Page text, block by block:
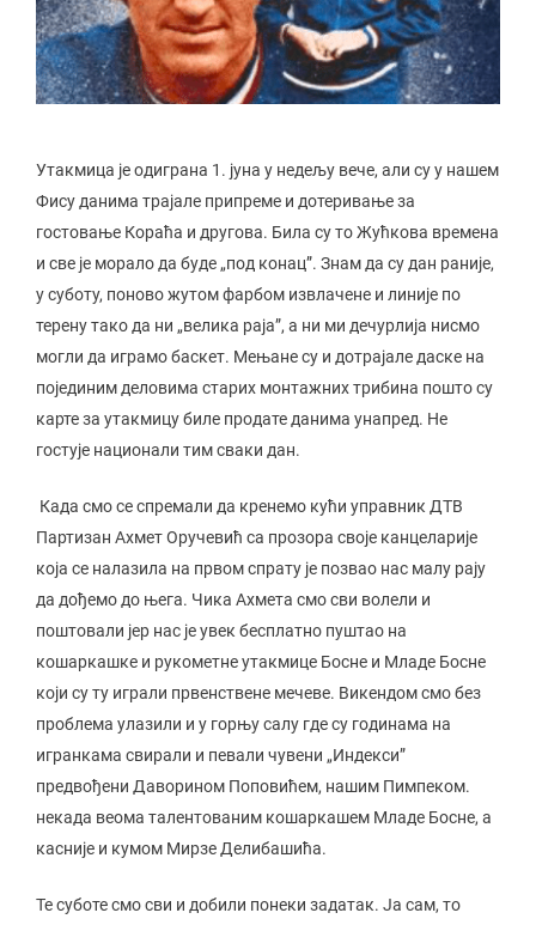
Утакмица је одиграна 1. јуна у недељу вече, али су у нашем
Фису данима трајале припреме и дотеривање за
гостовање Кораћа и другова. Била су то Жућкова времена
и све је морало да буде „под конац”. Знам да су дан раније,
у суботу, поново жутом фарбом извлачене и линије по
терену тако да ни „велика раја”, а ни ми дечурлија нисмо
могли да играмо баскет. Мењане су и дотрајале даске на
појединим деловима старих монтажних трибина пошто су
карте за утакмицу биле продате данима унапред. Не
гостује национали тим сваки дан.
Када смо се спремали да кренемо кући управник ДТВ
Партизан Ахмет Оручевић са прозора своје канцеларије
која се налазила на првом спрату је позвао нас малу рају
да дођемо до њега. Чика Ахмета смо сви волели и
поштовали јер нас је увек бесплатно пуштао на
кошаркашке и рукометне утакмице Босне и Младе Босне
који су ту играли првенствене мечеве. Викендом смо без
проблема улазили и у горњу салу где су годинама на
игранкама свирали и певали чувени „Индекси”
предвођени Даворином Поповићем, нашим Пимпеком.
некада веома талентованим кошаркашем Младе Босне, а
касније и кумом Мирзе Делибашића.
Те суботе смо сви и добили понеки задатак. Ја сам, то